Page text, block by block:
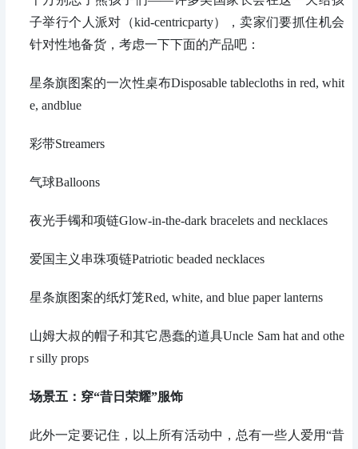
子举行个人派对（kid-centricparty），卖家们要抓住机会
针对性地备货，考虑一下下面的产品吧：
星条旗图案的一次性桌布Disposable tablecloths in red, whit
e, andblue
彩带Streamers
气球Balloons
夜光手镯和项链Glow-in-the-dark bracelets and necklaces
爱国主义串珠项链Patriotic beaded necklaces
星条旗图案的纸灯笼Red, white, and blue paper lanterns
山姆大叔的帽子和其它愚蠢的道具Uncle Sam hat and othe
r silly props
场景五： 穿“昔日荣耀”服饰
此外一定要记住，以上所有活动中，总有一些人爱用“昔